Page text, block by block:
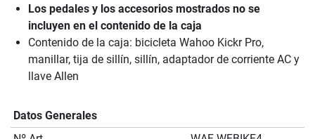
Los pedales y los accesorios mostrados no se
incluyen en el contenido de la caja
Contenido de la caja: bicicleta Wahoo Kickr Pro,
manillar, tija de sillín, sillín, adaptador de corriente AC y
llave Allen
Datos Generales